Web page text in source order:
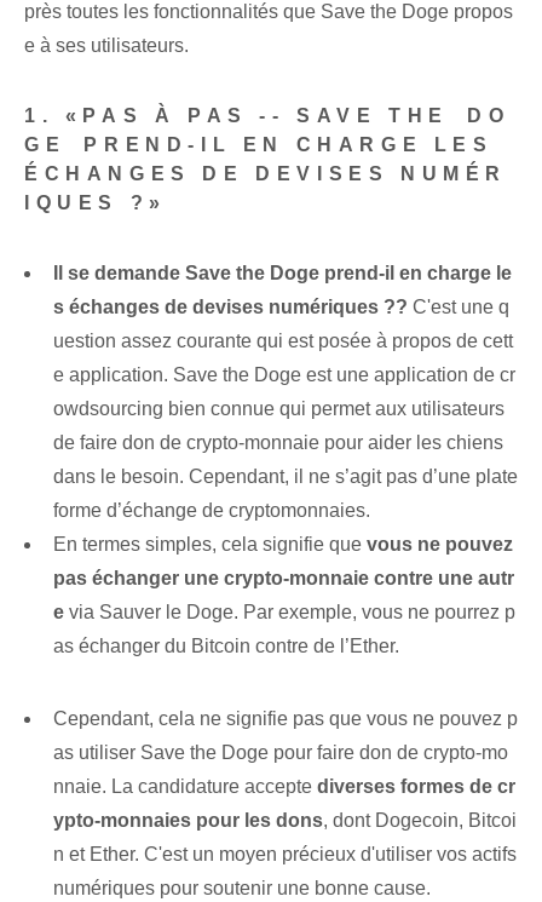
près toutes les fonctionnalités que Save the Doge propos
e à ses utilisateurs.
1. «PAS À PAS -- SAVE THE ⁤DO
GE⁣ PREND-IL EN CHARGE LES
ÉCHANGES DE DEVISES NUMÉR
IQUES ?»
Il se demande Save the Doge prend-il en charge le
s échanges de devises numériques ?? C'est une q
uestion assez courante qui est posée à propos de cett
e application. Save the Doge est une application de cr
owdsourcing bien connue qui permet aux utilisateurs
de faire don de crypto-monnaie pour aider les chiens
dans le besoin. ⁢Cependant, il ne s’agit pas d’une plate
forme d’échange de cryptomonnaies.
En termes simples, cela signifie que vous ne pouvez
pas échanger une crypto-monnaie contre une autr
e via Sauver⁤ le Doge. Par exemple, vous ne pourrez p
as échanger du Bitcoin contre de l’Ether.
Cependant, cela ne signifie pas que vous ne pouvez p
as utiliser Save the Doge pour faire don de crypto-mo
nnaie. La candidature accepte diverses formes de cr
ypto-monnaies pour les dons, dont Dogecoin, Bitcoi
n et Ether. C'est un moyen précieux d'utiliser vos actifs
numériques pour soutenir une bonne cause.